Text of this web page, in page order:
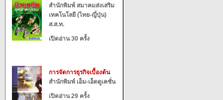
สำนักพิมพ์ สมาคมส่งเสริม
เทคโนโลยี (ไทย-ญี่ปุ่น)
ส.ส.ท.
เปิดอ่าน 30 ครั้ง
การจัดการธุรกิจเบื้องต้น
สำนักพิมพ์ เอ็ม-เอ็ดดูเคชั่น
เปิดอ่าน 29 ครั้ง